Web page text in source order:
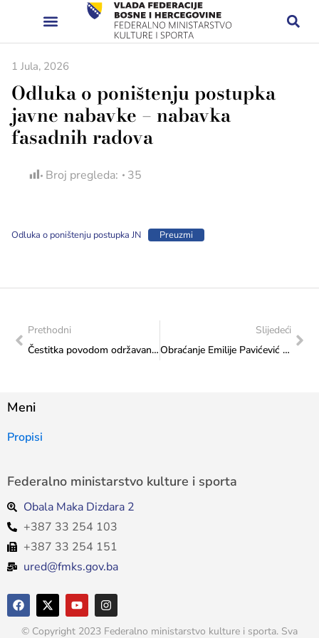
1 Jula, 2026
Odluka o poništenju postupka
javne nabavke – nabavka
fasadnih radova
Broj pregleda: 35
Odluka o poništenju postupka JN Preuzmi
Prethodni
Čestitka povodom održavanja svečanog multimedijalnog koncerta „America 250 – Evolucija tipki“
Slijedeći
Obraćanje Emilije Pavićević na press konferenciji povodom 8. Sarajevo Festa u ime ministrice Vlaisavljević
Meni
Propisi
Federalno ministarstvo kulture i sporta
Obala Maka Dizdara 2
+387 33 254 103
+387 33 254 151
ured@fmks.gov.ba
© Copyright 2023 Federalno ministarstvo kulture i sporta. Sva